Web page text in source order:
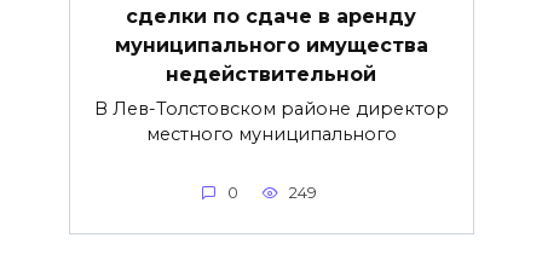
сделки по сдаче в аренду
муниципального имущества
недействительной
В Лев-Толстовском районе директор
местного муниципального
0 249